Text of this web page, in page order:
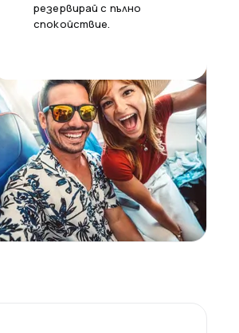
резервирай с пълно
спокойствие.